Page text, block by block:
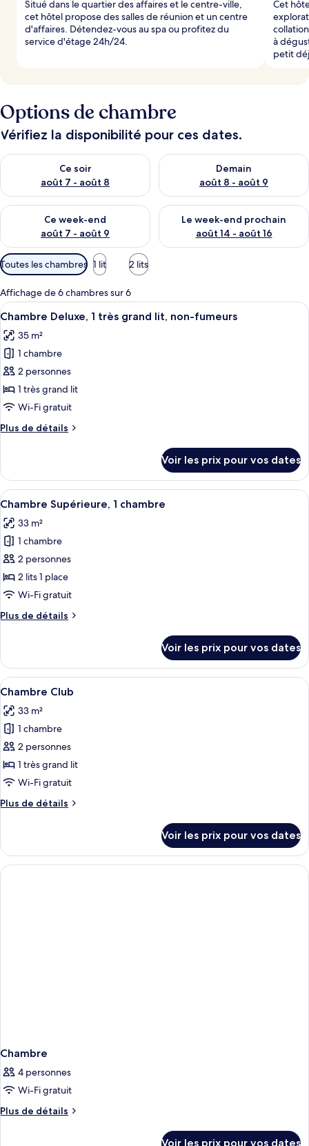
Situé dans le quartier des affaires et le centre-ville,
cet hôtel propose des salles de réunion et un centre
d'affaires. Détendez-vous au spa ou profitez du
service d'étage 24h/24.
Cet
à
petit
Options de chambre
Vérifiez la disponibilité pour ces dates.
Ce soir
août 7 - août 8
Vérifier la disponibilité pour ce soir août 7 - août 8
Demain
août 8 - août 9
Vérifier la disponibilité pour
Ce week-end
août 7 - août 9
Vérifier la disponibilité pour ce week-end août 7 - août 9
Le week-end prochain
août 14 - août 16
Vérifier la disponibilité pour
Filtres
disponibles
pour
les
chambres
Toutes les chambres 1 lit 2 lits
Affichage de 6 chambres sur 6
Afficher
toutes
les
photos
pour
ce
type
chambre :
très
grand
lit,
non-
fumeurs
Une chambre d’hôtel avec un
4
Chambre Deluxe, 1 très grand lit, non-fumeurs
35 m²
1 chambre
2 personnes
1 très grand lit
Wi-Fi gratuit
Plus de détails
Plus
le
type
de
Chambre
Deluxe,
très
grand
lit,
non-
fumeurs
Voir les prix pour vos dates
Afficher
toutes
les
photos
pour
ce
type
chambre :
chambre
Une chambre d’hôtel avec deux lits,
4
Chambre Supérieure, 1 chambre
33 m²
1 chambre
2 personnes
2 lits 1 place
Wi-Fi gratuit
Plus de détails
Plus
le
type
de
Chambre
Supérieure,
chambre
Voir les prix pour vos dates
Afficher
toutes
les
photos
pour
ce
type
chambre :
Une chambre d’hôtel avec un grand
4
Chambre Club
33 m²
1 chambre
2 personnes
1 très grand lit
Wi-Fi gratuit
Plus de détails
Plus
le
type
de
Voir les prix pour vos dates
Chambre
4 personnes
Wi-Fi gratuit
Plus de détails
Plus
Voir les prix pour vos dates